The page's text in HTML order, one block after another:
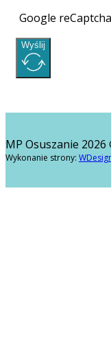
Google
Wyślij
MP Osuszanie
Wykonanie strony: